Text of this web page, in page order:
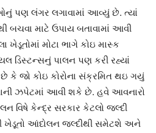
પણ લંગર લગાવામાં આવ્યું છે. ત્યાં
બચવા માટે ઉપાય બતાવામાં આવી
ખેડૂતોમાં મોટા ભાગે કોઇ માસ્ક
ડિસ્ટન્સનું પાલન પણ કરી રહ્યાં
જો કોઇ કોરોના સંક્રમિત થઇ ગયું
ઝપેટમાં આવી શકે છે. હવે આવનારો
કેન્દ્ર સરકાર કેટલો જલ્દી
આંદોલન જલ્દીથી સમેટશે અને